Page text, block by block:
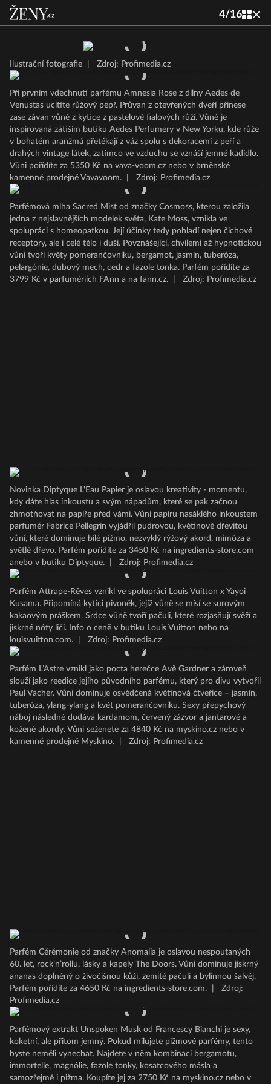
4/16
Ilustrační fotografie Zdroj: Profimedia.cz
Při prvním vdechnutí parfému Amnesia Rose z dílny Aedes de
Venustas ucítíte růžový pepř. Průvan z otevřených dveří přinese
zase závan vůně z kytice z pastelově fialových růží. Vůně je
inspirovaná zátiším butiku Aedes Perfumery v New Yorku, kde růže
v bohatém aranžmá přetékají z váz spolu s dekoracemi z peří a
drahých vintage látek, zatímco ve vzduchu se vznáší jemné kadidlo.
Vůni pořídíte za 5350 Kč na vava-voom.cz nebo v brněnské
kamenné prodejně Vavavoom.
Zdroj: Profimedia.cz
Parfémová mlha Sacred Mist od značky Cosmoss, kterou založila
jedna z nejslavnějších modelek světa, Kate Moss, vznikla ve
spolupráci s homeopatkou. Její účinky tedy pohladí nejen čichové
receptory, ale i celé tělo i duši. Povznášející, chvílemi až hypnotickou
vůni tvoří květy pomerančovníku, bergamot, jasmín, tuberóza,
pelargónie, dubový mech, cedr a fazole tonka. Parfém pořídíte za
3799 Kč v parfumériích FAnn a na fann.cz.
Zdroj: Profimedia.cz
Novinka Diptyque L'Eau Papier je oslavou kreativity - momentu,
kdy dáte hlas inkoustu a svým nápadům, které se pak začnou
zhmotňovat na papíře před vámi. Vůni papíru nasáklého inkoustem
parfumér Fabrice Pellegrin vyjádřil pudrovou, květinově dřevitou
vůní, které dominuje bílé pižmo, nezvyklý rýžový akord, mimóza a
světlé dřevo. Parfém pořídíte za 3450 Kč na ingredients-store.com
anebo v butiku Diptyque.
Zdroj: Profimedia.cz
Parfém Attrape-Rêves vznikl ve spolupráci Louis Vuitton x Yayoi
Kusama. Připomíná kytici pivoněk, jejíž vůně se mísí se surovým
kakaovým práškem. Srdce vůně tvoří pačuli, které rozjasňují svěží a
jiskrné nóty liči. Info o ceně v butiku Louis Vuitton nebo na
louisvuitton.com.
Zdroj: Profimedia.cz
Parfém L’Astre vznikl jako pocta herečce Avě Gardner a zároveň
slouží jako reedice jejího původního parfému, který pro divu vytvořil
Paul Vacher. Vůni dominuje osvědčená květinová čtveřice – jasmín,
tuberóza, ylang-ylang a květ pomerančovníku. Sexy přepychový
náboj následně dodává kardamom, červený zázvor a jantarové a
kožené akordy. Vůni seženete za 4840 Kč na myskino.cz nebo v
kamenné prodejně Myskino.
Zdroj: Profimedia.cz
Parfém Cérémonie od značky Anomalia je oslavou nespoutaných
60. let, rock’n’rollu, lásky a kapely The Doors. Vůni dominuje jiskrný
ananas doplněný o živočišnou kůži, zemité pačuli a bylinnou šalvěj.
Parfém pořídíte za 4650 Kč na ingredients-store.com.
Zdroj:
Profimedia.cz
Parfémový extrakt Unspoken Musk od Francescy Bianchi je sexy,
koketní, ale přitom jemný. Pokud milujete pižmové parfémy, tento
byste neměli vynechat. Najdete v něm kombinaci bergamotu,
immortelle, magnólie, fazole tonky, kosatcového másla a
samozřejmě i pižma. Koupíte jej za 2750 Kč na myskino.cz nebo v